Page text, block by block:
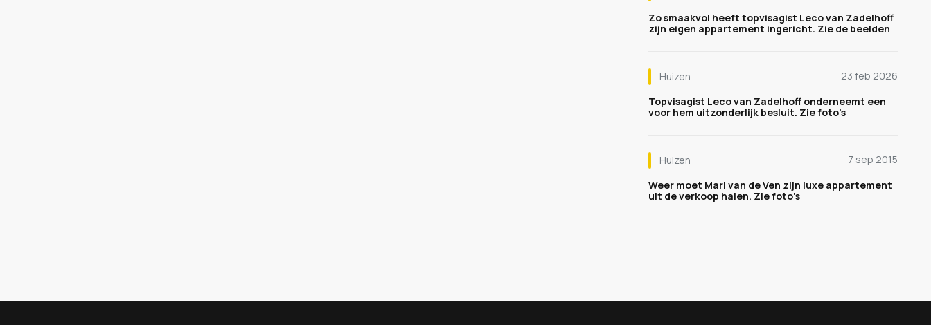
Zo smaakvol heeft topvisagist Leco van Zadelhoff
zijn eigen appartement ingericht. Zie de beelden
Huizen
23 feb 2026
Topvisagist Leco van Zadelhoff onderneemt een
voor hem uitzonderlijk besluit. Zie foto's
Huizen
7 sep 2015
Weer moet Mari van de Ven zijn luxe appartement
uit de verkoop halen. Zie foto's